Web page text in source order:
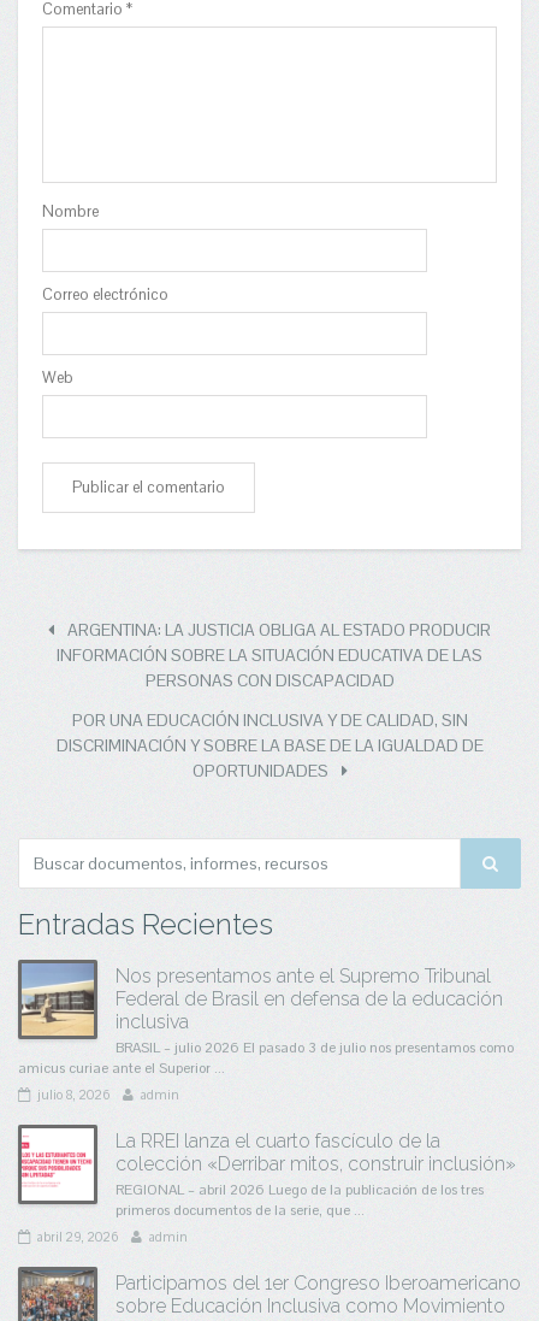
Comentario *
Nombre
Correo electrónico
Web
ARGENTINA: LA JUSTICIA OBLIGA AL ESTADO PRODUCIR
INFORMACIÓN SOBRE LA SITUACIÓN EDUCATIVA DE LAS
PERSONAS CON DISCAPACIDAD
POR UNA EDUCACIÓN INCLUSIVA Y DE CALIDAD, SIN
DISCRIMINACIÓN Y SOBRE LA BASE DE LA IGUALDAD DE
OPORTUNIDADES
Entradas Recientes
Nos presentamos ante el Supremo Tribunal
Federal de Brasil en defensa de la educación
inclusiva
BRASIL – julio 2026 El pasado 3 de julio nos presentamos como
amicus curiae ante el Superior ...
julio 8, 2026 admin
La RREI lanza el cuarto fascículo de la
colección «Derribar mitos, construir inclusión»
REGIONAL – abril 2026 Luego de la publicación de los tres
primeros documentos de la serie, que ...
abril 29, 2026 admin
Participamos del 1er Congreso Iberoamericano
sobre Educación Inclusiva como Movimiento